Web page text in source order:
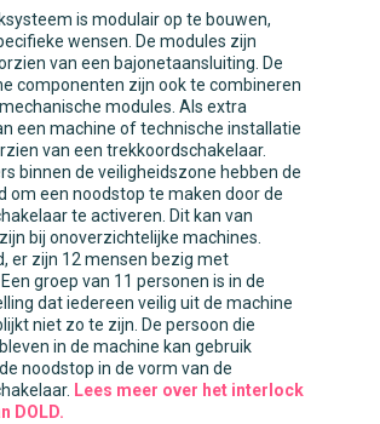
is modulair op te bouwen,
wensen. De modules zijn
van een bajonetaansluiting. De
componenten zijn ook te combineren
modules. Als extra
een machine of technische installatie
van een trekkoordschakelaar.
binnen de veiligheidszone hebben de
om een noodstop te maken door de
te activeren. Dit kan van
bij onoverzichtelijke machines.
er zijn 12 mensen bezig met
groep van 11 personen is in de
dat iedereen veilig uit de machine
niet zo te zijn. De persoon die
in de machine kan gebruik
noodstop in de vorm van de
Lees meer over het interlock
DOLD.